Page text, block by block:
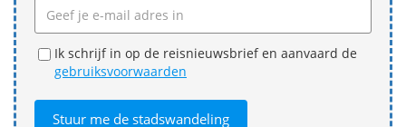
Ik schrijf in op de reisnieuwsbrief en aanvaard de
gebruiksvoorwaarden